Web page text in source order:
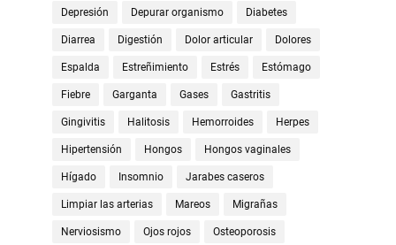
Depresión Depurar organismo Diabetes
Diarrea Digestión Dolor articular Dolores
Espalda Estreñimiento Estrés Estómago
Fiebre Garganta Gases Gastritis
Gingivitis Halitosis Hemorroides Herpes
Hipertensión Hongos Hongos vaginales
Hígado Insomnio Jarabes caseros
Limpiar las arterias Mareos Migrañas
Nerviosismo Ojos rojos Osteoporosis